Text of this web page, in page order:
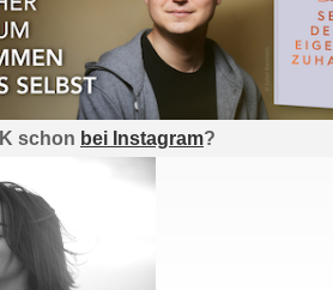
schon bei Instagram?